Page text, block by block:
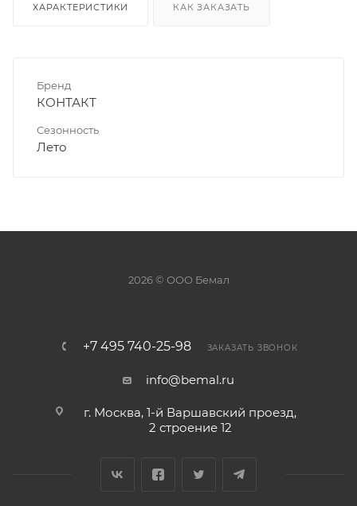
ХАРАКТЕРИСТИКИ КАК ЗАКАЗАТЬ
Бренд
КОНТАКТ
Сезонность
Лето
2026 © ООО Бемал
+7 495 740-25-98 ЗАКАЗАТЬ ЗВОНОК
info@bemal.ru
г. Москва, 1-й Варшавский проезд,
2 строение 12